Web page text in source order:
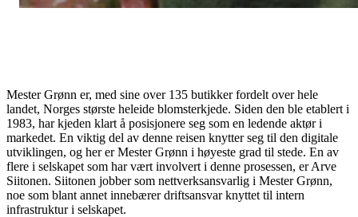
Mester Grønn er, med sine over 135 butikker fordelt over hele
landet, Norges største heleide blomsterkjede. Siden den ble etablert i
1983, har kjeden klart å posisjonere seg som en ledende aktør i
markedet. En viktig del av denne reisen knytter seg til den digitale
utviklingen, og her er Mester Grønn i høyeste grad til stede. En av
flere i selskapet som har vært involvert i denne prosessen, er Arve
Siitonen. Siitonen jobber som nettverksansvarlig i Mester Grønn,
noe som blant annet innebærer driftsansvar knyttet til intern
infrastruktur i selskapet.